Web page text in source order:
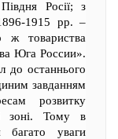
Росії; з
1915 рр. –
ж товариства
Юга России».
до останнього
завданням
розвитку
зоні. Тому в
багато уваги